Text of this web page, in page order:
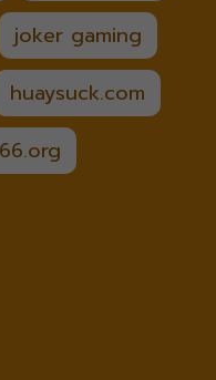
joker gaming
huaysuck.com